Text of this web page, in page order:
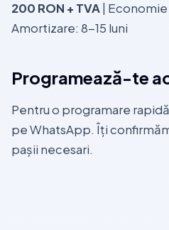
200 RON + TVA |
Amortizare: 8-15 luni
Programează-te
Pentru o programare
pe WhatsApp. Îți
pașii necesari.